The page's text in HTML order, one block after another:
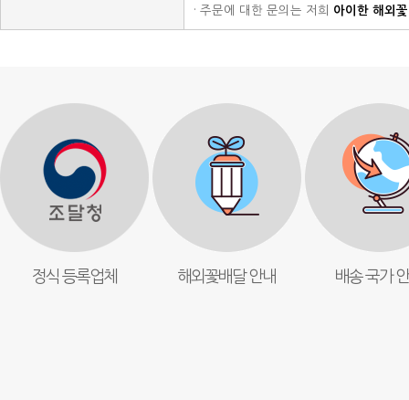
· 주문에 대한 문의는 저희 아이한 해외
정식 등록업체 해외꽃배달 안내 배송 국가